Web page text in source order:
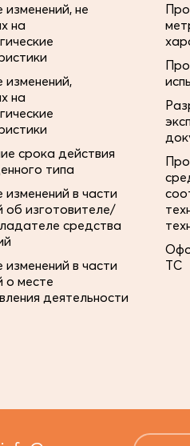
изменений, не
на
изменений,
на
срока действия
типа
изменений в части
об изготовителе/
средства
изменений в части
о месте
деятельности
ТС